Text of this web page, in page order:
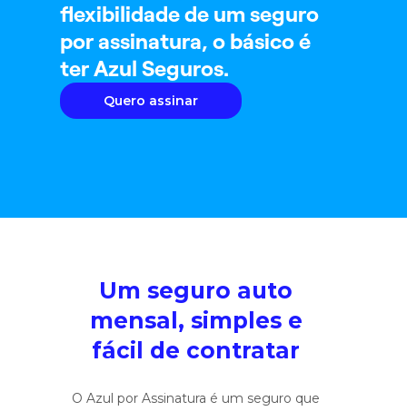
flexibilidade de um seguro
por assinatura, o básico é
ter Azul Seguros.
Quero assinar
Um seguro auto
mensal, simples e
fácil de contratar
O Azul por Assinatura é um seguro que